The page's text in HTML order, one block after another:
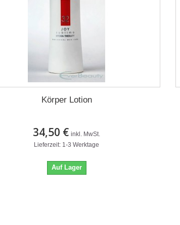
Körper Lotion
34,50 € inkl. MwSt.
Lieferzeit: 1-3 Werktage
Auf Lager